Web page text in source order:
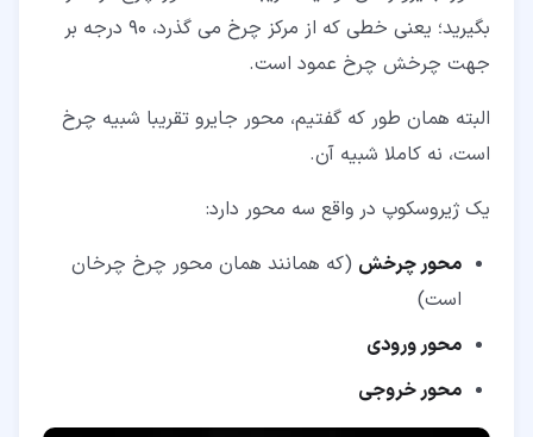
بگیرید؛ یعنی خطی که از مرکز چرخ می گذرد، 90 درجه بر
جهت چرخش چرخ عمود است.
البته همان طور که گفتیم، محور جایرو تقریبا شبیه چرخ
است، نه کاملا شبیه آن.
یک ژیروسکوپ در واقع سه محور دارد:
محور چرخش (که همانند همان محور چرخ چرخان
است)
محور ورودی
محور خروجی